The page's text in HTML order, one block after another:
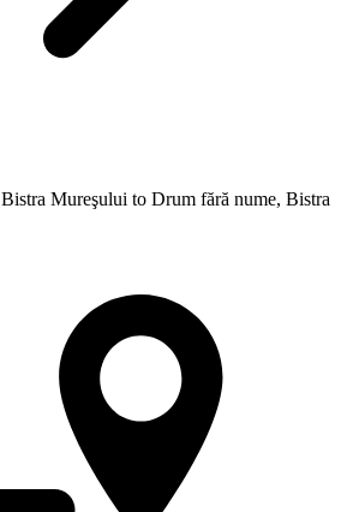
Mureşului to Drum fără nume, Bistra